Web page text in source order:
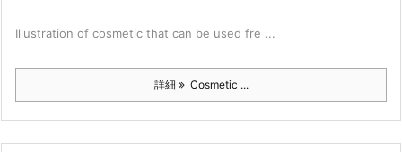
Illustration of cosmetic that can be used fre ...
詳細 Cosmetic ...